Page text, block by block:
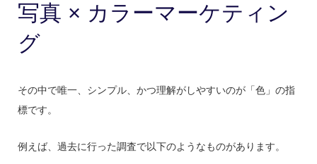
写真 × カラーマーケティン
グ
その中で唯一、シンプル、かつ理解がしやすいのが「色」の指
標です。
例えば、過去に行った調査で以下のようなものがあります。